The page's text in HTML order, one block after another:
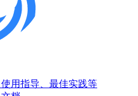
用指导、最佳实践等